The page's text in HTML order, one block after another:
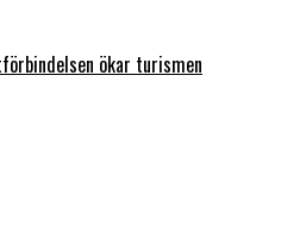
ökar turismen